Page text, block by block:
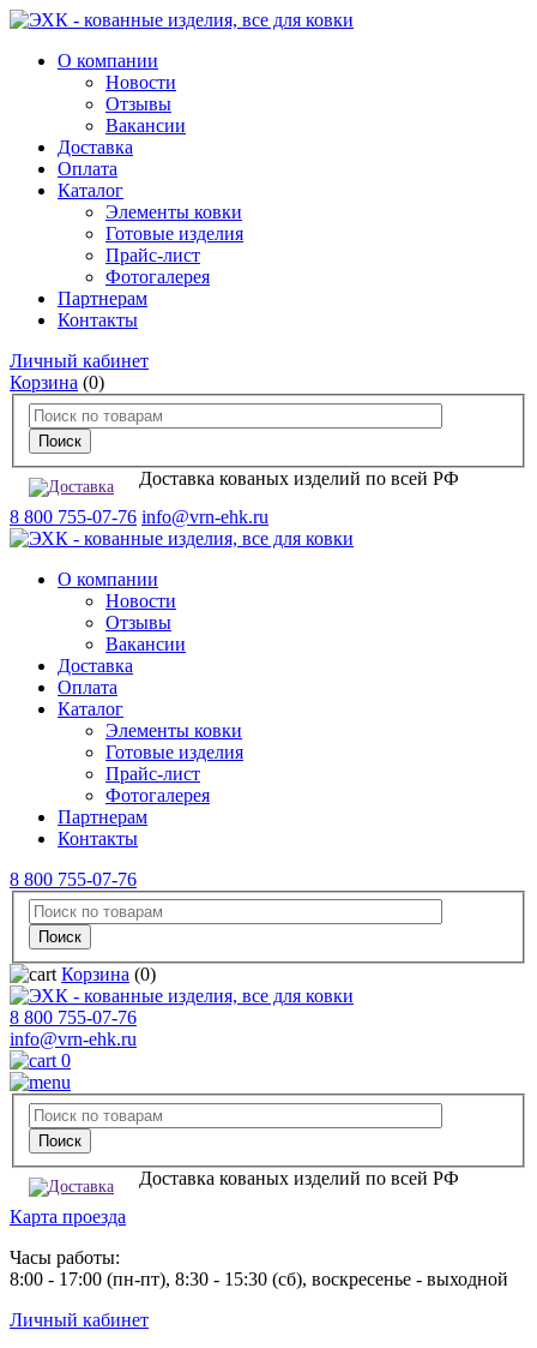
О компании
Новости
Отзывы
Вакансии
Доставка
Оплата
Каталог
Элементы ковки
Готовые изделия
Прайс-лист
Фотогалерея
Партнерам
Контакты
Личный кабинет
Корзина (0)
Доставка кованых изделий по всей РФ
8 800 755-07-76 info@vrn-ehk.ru
О компании
Новости
Отзывы
Вакансии
Доставка
Оплата
Каталог
Элементы ковки
Готовые изделия
Прайс-лист
Фотогалерея
Партнерам
Контакты
8 800 755-07-76
Корзина (0)
8 800 755-07-76
info@vrn-ehk.ru
0
Доставка кованых изделий по всей РФ
Карта проезда
Часы работы:
8:00 - 17:00 (пн-пт), 8:30 - 15:30 (сб), воскресенье - выходной
Личный кабинет